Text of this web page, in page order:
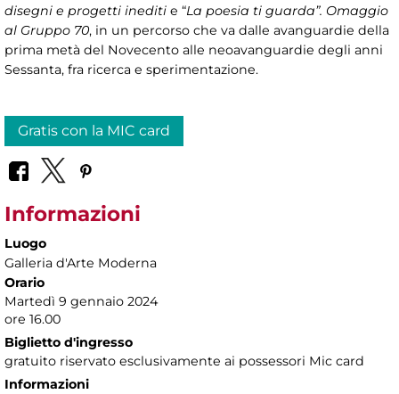
disegni e progetti inediti e “La poesia ti guarda”. Omaggio
al Gruppo 70, in un percorso che va dalle avanguardie della
prima metà del Novecento alle neoavanguardie degli anni
Sessanta, fra ricerca e sperimentazione.
Gratis con la MIC card
Informazioni
Luogo
Galleria d'Arte Moderna
Orario
Martedì 9 gennaio 2024
ore 16.00
Biglietto d'ingresso
gratuito riservato esclusivamente ai possessori Mic card
Informazioni